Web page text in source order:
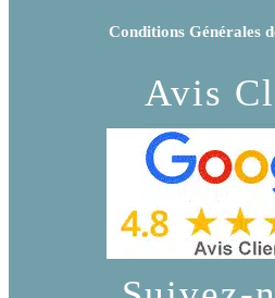
Conditions Générales
Avis